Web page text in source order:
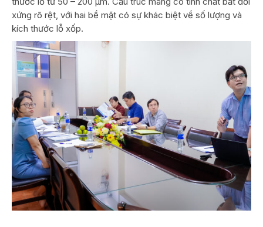
xứng rõ rệt, với hai bề mặt có sự khác biệt về số lượng và
kích thước lỗ xốp.